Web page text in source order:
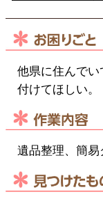
他県に住んで
付けてほしい。
遺品整理、簡